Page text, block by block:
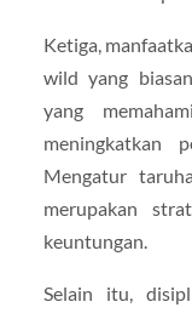
Ketiga,
wild yang
yang
meningkatkan
Mengatur
merupakan
keuntungan.
Selain itu,